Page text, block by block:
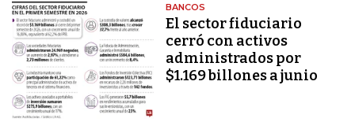
BANCOS
El sector fiduciario
cerró con activos
administrados por
$1.169 billones a junio